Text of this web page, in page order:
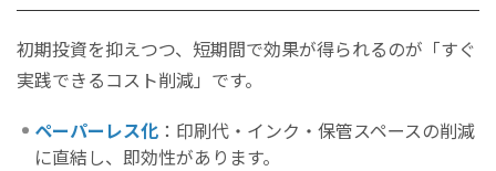
初期投資を抑えつつ、短期間で効果が得られるのが「すぐ
実践できるコスト削減」です。
ペーパーレス化 ：印刷代・インク・保管スペースの削減
に直結し、即効性があります。